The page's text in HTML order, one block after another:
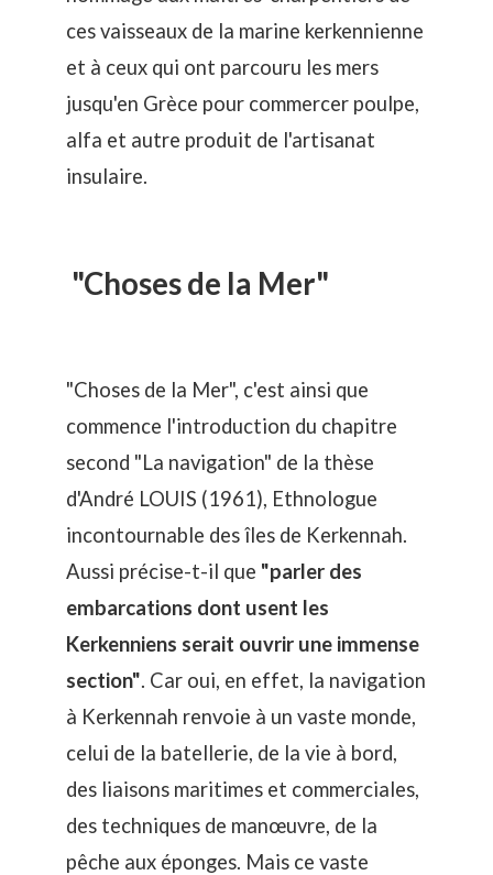
ces vaisseaux de la marine kerkennienne
et à ceux qui ont parcouru les mers
jusqu'en Grèce pour commercer poulpe,
alfa et autre produit de l'artisanat
insulaire.
"Choses de la Mer"
"Choses de la Mer", c'est ainsi que
commence l'introduction du chapitre
second "La navigation" de la thèse
d'André LOUIS (1961), Ethnologue
incontournable des îles de Kerkennah.
Aussi précise-t-il que "parler des
embarcations dont usent les
Kerkenniens serait ouvrir une immense
section". Car oui, en effet, la navigation
à Kerkennah renvoie à un vaste monde,
celui de la batellerie, de la vie à bord,
des liaisons maritimes et commerciales,
des techniques de manœuvre, de la
pêche aux éponges. Mais ce vaste